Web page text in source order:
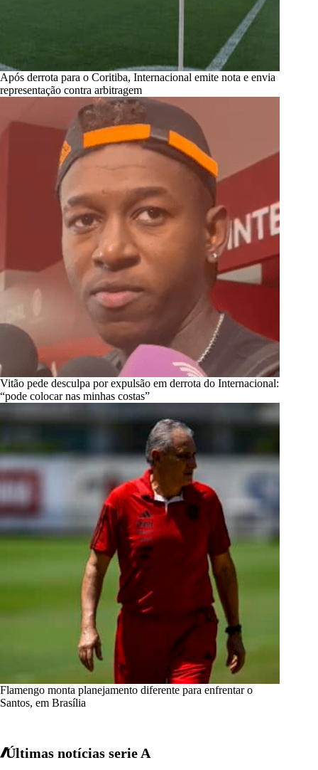
Após derrota para o Coritiba, Internacional emite nota e envia
representação contra arbitragem
Vitão pede desculpa por expulsão em derrota do Internacional:
“pode colocar nas minhas costas”
Flamengo monta planejamento diferente para enfrentar o
Santos, em Brasília
Últimas notícias serie A